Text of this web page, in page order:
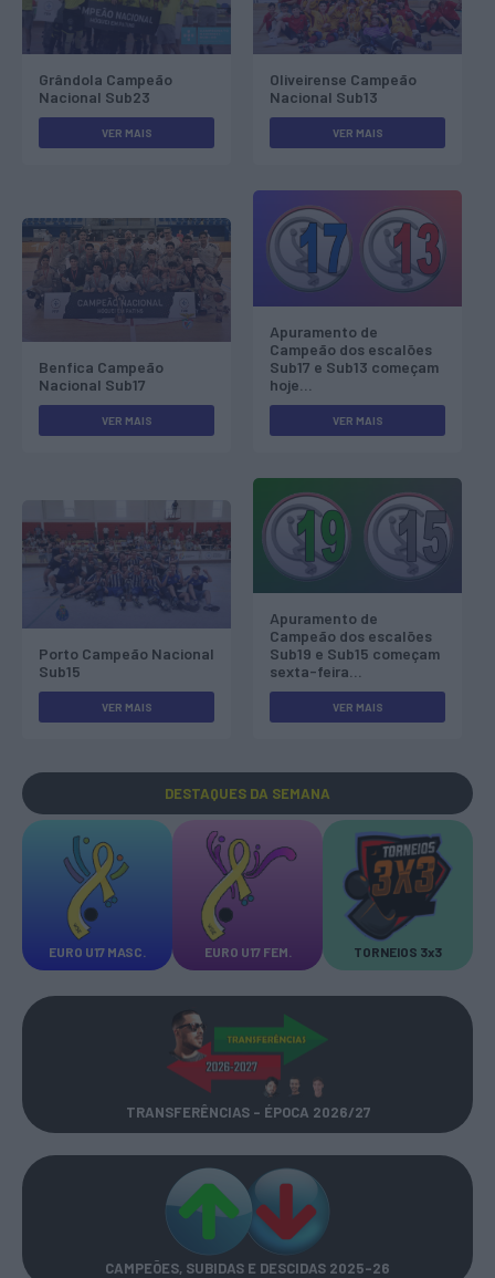
Grândola Campeão
Nacional Sub23
VER MAIS
Oliveirense Campeão
Nacional Sub13
VER MAIS
Benfica Campeão
Nacional Sub17
VER MAIS
Apuramento de
Campeão dos escalões
Sub17 e Sub13 começam
hoje…
VER MAIS
Porto Campeão Nacional
Sub15
VER MAIS
Apuramento de
Campeão dos escalões
Sub19 e Sub15 começam
sexta-feira...
VER MAIS
DESTAQUES DA SEMANA
EURO U17 MASC. EURO U17 FEM. TORNEIOS 3x3
TRANSFERÊNCIAS - ÉPOCA 2026/27
CAMPEÕES, SUBIDAS E DESCIDAS 2025-26